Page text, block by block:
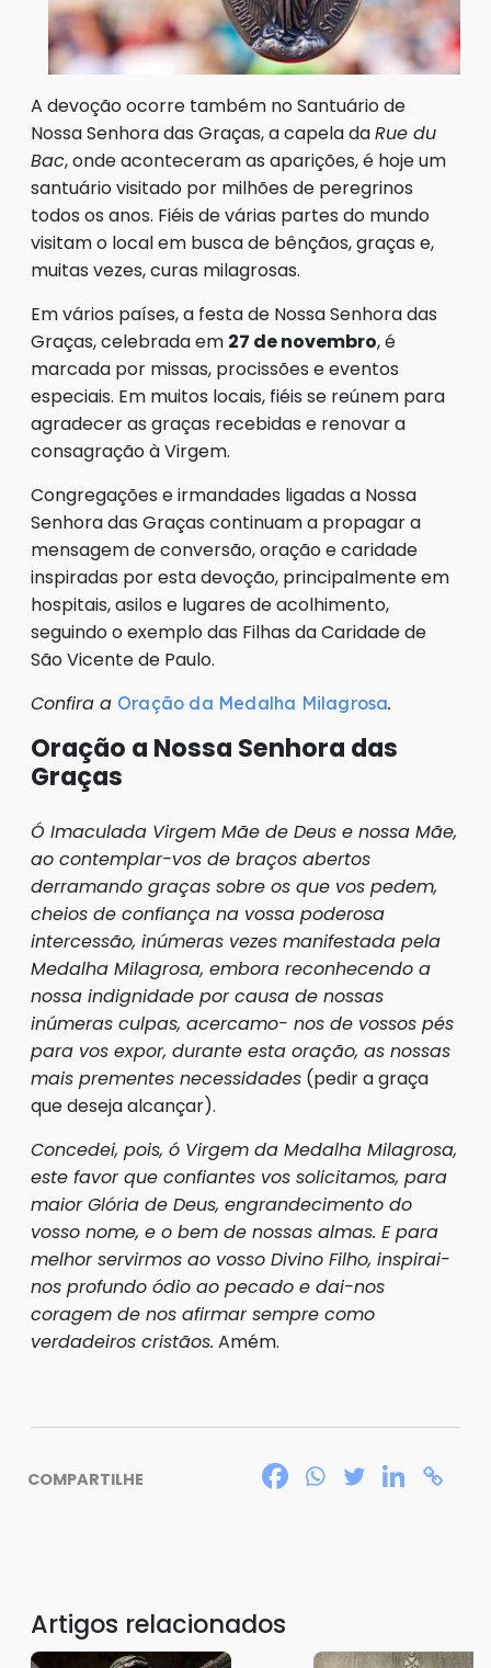
A devoção ocorre também no Santuário de
Nossa Senhora das Graças, a capela daRue du
Bac, onde aconteceram as aparições, é hoje um
santuário visitado por milhões de peregrinos
todos os anos. Fiéis de várias partes do mundo
visitam o local em busca de bênçãos, graças e,
muitas vezes, curas milagrosas.
Em vários países, a festa de Nossa Senhora das
Graças, celebrada em 27 de novembro, é
marcada por missas, procissões e eventos
especiais. Em muitos locais, fiéis se reúnem para
agradecer as graças recebidas e renovar a
consagração à Virgem.
Congregações e irmandades ligadas a Nossa
Senhora das Graças continuam a propagar a
mensagem de conversão, oração e caridade
inspiradas por esta devoção, principalmente em
hospitais, asilos e lugares de acolhimento,
seguindo o exemplo das Filhas da Caridade de
São Vicente de Paulo.
Confira a Oração da Medalha Milagrosa.
Oração a Nossa Senhora das
Graças
Ó Imaculada Virgem Mãe de Deus e nossa Mãe,
ao contemplar-vos de braços abertos
derramando graças sobre os que vos pedem,
cheios de confiança na vossa poderosa
intercessão, inúmeras vezes manifestada pela
Medalha Milagrosa, embora reconhecendo a
nossa indignidade por causa de nossas
inúmeras culpas, acercamo- nos de vossos pés
para vos expor, durante esta oração, as nossas
mais prementes necessidades (pedir a graça
que deseja alcançar).
Concedei, pois, ó Virgem da Medalha Milagrosa,
este favor que confiantes vos solicitamos, para
maior Glória de Deus, engrandecimento do
vosso nome, e o bem de nossas almas. E para
melhor servirmos ao vosso Divino Filho, inspirai-
nos profundo ódio ao pecado e dai-nos
coragem de nos afirmar sempre como
verdadeiros cristãos. Amém.
COMPARTILHE
Artigos relacionados